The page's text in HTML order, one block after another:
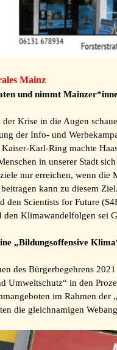
Mainz
und nimmt
Krise in die Augen
der Info- und
Karl-Ring machte
in unserer Stadt
nur erreichen, wenn
kann zu diesem
den Scientists for Future
den Klimawandelfolgen sei
„Bildungsoffensive
des Bürgerbegehrens
Umweltschutz“ in den
im Rahmen
die gleichnamigen